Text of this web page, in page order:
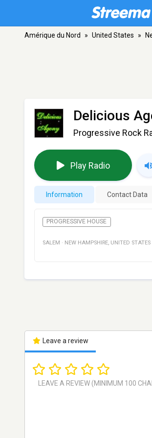
Amérique du Nord » United States »
Delicious
Progressive Rock
Play Radio
Information Contact Data
PROGRESSIVE HOUSE
SALEM · NEW HAMPSHIRE, UNITED STATES
Leave a review